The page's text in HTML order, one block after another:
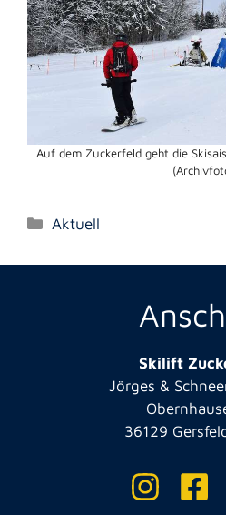
Auf dem Zuckerfeld geht die
Kategorien
Aktuell
Skilift
Jörges &
36129